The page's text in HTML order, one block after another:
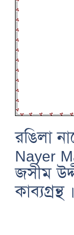
রঙিলা
Nayer
জসীম
কাব্যগ্রন্থ ।